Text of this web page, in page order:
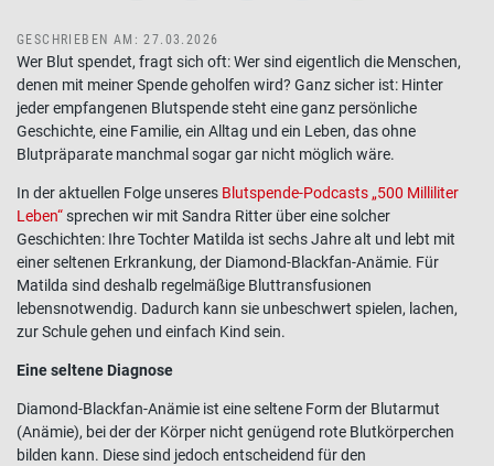
GESCHRIEBEN AM: 27.03.2026
Wer Blut spendet, fragt sich oft: Wer sind eigentlich die Menschen,
denen mit meiner Spende geholfen wird? Ganz sicher ist: Hinter
jeder empfangenen Blutspende steht eine ganz persönliche
Geschichte, eine Familie, ein Alltag und ein Leben, das ohne
Blutpräparate manchmal sogar gar nicht möglich wäre.
In der aktuellen Folge unseres Blutspende-Podcasts „500 Milliliter
Leben“sprechen wir mit Sandra Ritter über eine solcher
Geschichten: Ihre Tochter Matilda ist sechs Jahre alt und lebt mit
einer seltenen Erkrankung, der Diamond-Blackfan-Anämie. Für
Matilda sind deshalb regelmäßige Bluttransfusionen
lebensnotwendig. Dadurch kann sie unbeschwert spielen, lachen,
zur Schule gehen und einfach Kind sein.
Eine seltene Diagnose
Diamond-Blackfan-Anämie ist eine seltene Form der Blutarmut
(Anämie), bei der der Körper nicht genügend rote Blutkörperchen
bilden kann. Diese sind jedoch entscheidend für den